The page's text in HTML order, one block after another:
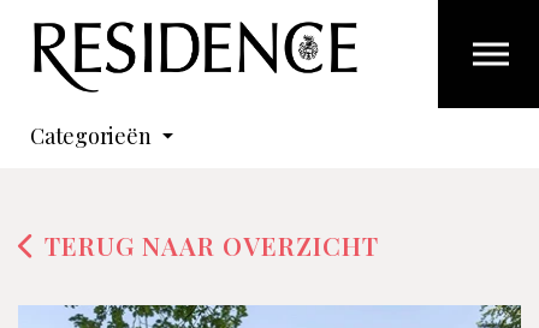
Overslaan en ga direct naar de inhoud
Categorieën
TERUG NAAR OVERZICHT